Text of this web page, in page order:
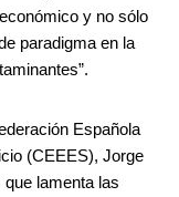
y no sólo
paradigma en la
Española
(CEEES), Jorge
lamenta las